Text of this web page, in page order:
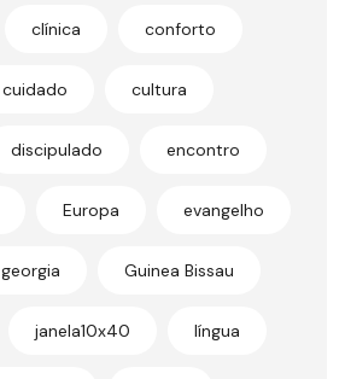
clínica conforto
cuidado cultura
discipulado encontro
Europa evangelho
georgia Guinea Bissau
janela10x40 língua